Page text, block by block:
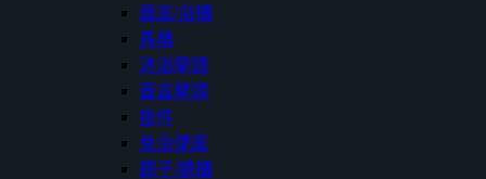
面盆/浴櫃
馬桶
沐浴龍頭
面盆龍頭
掛件
免治便座
鏡子/鏡櫃